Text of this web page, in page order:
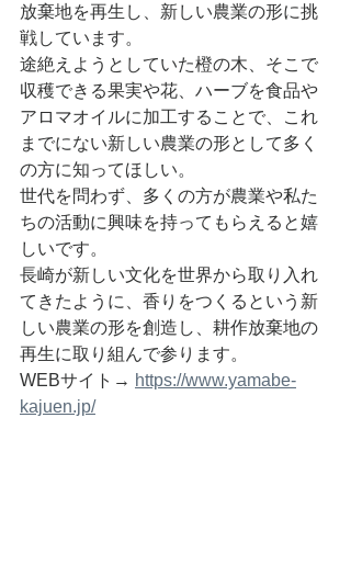
放棄地を再生し、新しい農業の形に挑
戦しています。
途絶えようとしていた橙の木、そこで
収穫できる果実や花、ハーブを食品や
アロマオイルに加工することで、これ
までにない新しい農業の形として多く
の方に知ってほしい。
世代を問わず、多くの方が農業や私た
ちの活動に興味を持ってもらえると嬉
しいです。
長崎が新しい文化を世界から取り入れ
てきたように、香りをつくるという新
しい農業の形を創造し、耕作放棄地の
再生に取り組んで参ります。
WEBサイト→ https://www.yamabe-
kajuen.jp/